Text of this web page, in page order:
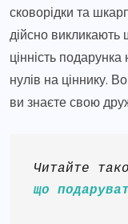
сковорідки та
дійсно викликають
цінність
нулів на ціннику.
ви знаєте свою
Читайте
що